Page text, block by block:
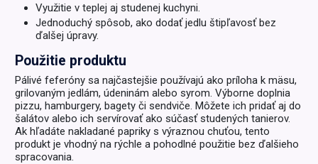
Využitie v teplej aj studenej kuchyni.
Jednoduchý spôsob, ako dodať jedlu štipľavosť bez
ďalšej úpravy.
Použitie produktu
Pálivé feferóny sa najčastejšie používajú ako príloha k mäsu,
grilovaným jedlám, údeninám alebo syrom. Výborne doplnia
pizzu, hamburgery, bagety či sendviče. Môžete ich pridať aj do
šalátov alebo ich servírovať ako súčasť studených tanierov.
Ak hľadáte nakladané papriky s výraznou chuťou, tento
produkt je vhodný na rýchle a pohodlné použitie bez ďalšieho
spracovania.